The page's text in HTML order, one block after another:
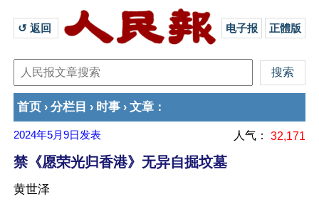
↺ 返回 电子报 正體版
首页 › 分栏目 › 时事 › 文章 ：
2024年5月9日 发表 人气： 32,171
禁《愿荣光归香港》无异自掘坟墓
黄世泽